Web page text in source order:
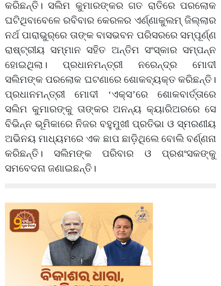
କରିଛନ୍ତି। ସଲିମ କୁମାରଙ୍କର ଗତ ରାତିରେ ପରଲୋକ
ଘଟିଥିବାବେଳେ ରବିବାର କେରଳର ଏର୍ଣ୍ଣାକୁଲମ୍‌ ଜିଲ୍ଲାର
ନର୍ଥ ପାରାଭୁର୍‌ରେ ତାଙ୍କ ବାସଭବନ ପରିସରରେ ସମ୍ପୂର୍ଣ୍ଣ
ରାଷ୍ଟ୍ରୀୟ ସମ୍ମାନ ସହିତ ଅନ୍ତିମ ସଂସ୍କାର ସମ୍ପନ୍ନ
ହୋଇଥିଲା। ପ୍ରଧାନମନ୍ତ୍ରୀ ନରେନ୍ଦ୍ର ମୋଦୀ
ସଲିମଙ୍କ ପରଲୋକ ଘଟଣାରେ ଶୋକବ୍ୟକ୍ତ କରିଛନ୍ତି।
ପ୍ରଧାନମନ୍ତ୍ରୀ ମୋଦୀ ‘ଏକ୍ସ’ରେ ଶୋକବାର୍ତ୍ତାରେ
ସଲିମ କୁମାରଙ୍କୁ ତାଙ୍କର ଅନନ୍ୟ କ୍ୟାରିଅରରେ ସେ
ବିଭିନ୍ନ ଭୂମିକାରେ ନିଜର ବହୁମୁଖୀ ପ୍ରତିଭା ଓ ସ୍ମରଣୀୟ
ଅଭିନୟ ମାଧ୍ୟମରେ ଏକ ଛାପ ଛାଡ଼ିଥିଲେ ବୋଲି ବର୍ଣ୍ଣନା
କରିଛନ୍ତି। ସଲିମଙ୍କ ପରିବାର ଓ ପ୍ରଶଂସକଙ୍କୁ
ସମବେଦନା ଜଣାଇଛନ୍ତି।